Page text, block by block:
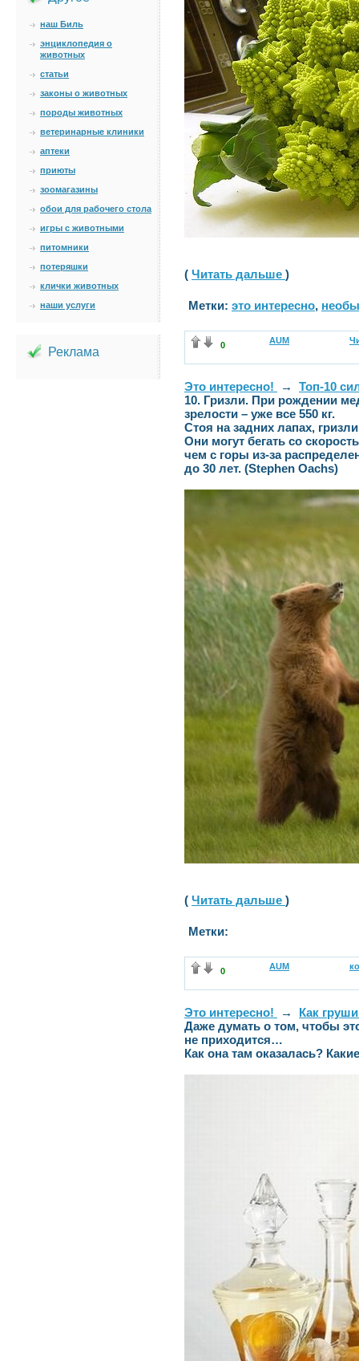
наш Биль
энциклопедия о
животных
статьи
законы о животных
породы животных
ветеринарные клиники
аптеки
приюты
зоомагазины
обои для рабочего стола
игры с животными
питомники
потеряшки
клички животных
наши услуги
Реклама
( Читать дальше )
Метки: это интересно,
0 AUM
Это интересно! → Топ-10
10. Гризли. При рождении
зрелости – уже все 550 кг.
Стоя на задних лапах,
Они могут бегать со
чем с горы из-за
до 30 лет. (Stephen Oachs)
( Читать дальше )
Метки:
0 AUM
Это интересно! →
Как
Даже думать о том, чтобы
не приходится…
Как она там оказалась?